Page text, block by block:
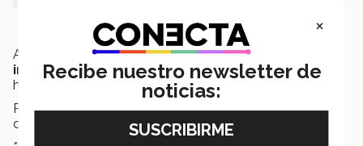
Adriana también ha participado en otros
internacionalesen países comoFrancia y Malasia
hablando sobre este tema.
Para la profesora Adriana participar en este tipo de
congresos hace la diferencia en la educación.
×
Recibe nuestro newsletter de
noticias: